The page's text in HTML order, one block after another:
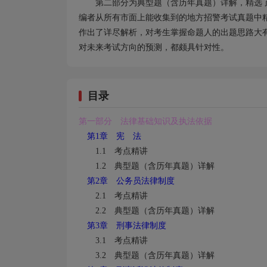
第二部分为典型题（含历年真题）详解，精
编者从所有市面上能收集到的地方招警考试真题
作出了详尽解析，对考生掌握命题人的出题思路
对未来考试方向的预测，都颇具针对性。
目录
第一部分 法律基础知识及执法依据
第1章 宪 法
1.1 考点精讲
1.2 典型题（含历年真题）详解
第2章 公务员法律制度
2.1 考点精讲
2.2 典型题（含历年真题）详解
第3章 刑事法律制度
3.1 考点精讲
3.2 典型题（含历年真题）详解